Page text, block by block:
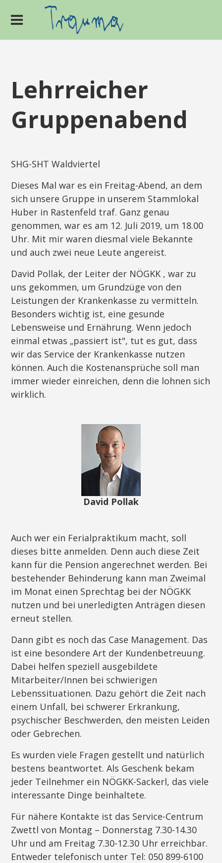
Lehrreicher
Gruppenabend
SHG-SHT Waldviertel
Dieses Mal war es ein Freitag-Abend, an dem
sich unsere Gruppe in unserem Stammlokal
Huber in Rastenfeld traf. Ganz genau
genommen, war es am 12. Juli 2019, um 18.00
Uhr. Mit mir waren diesmal viele Bekannte
und auch zwei neue Leute angereist.
David Pollak, der Leiter der NÖGKK , war zu
uns gekommen, um Grundzüge von den
Leistungen der Krankenkasse zu vermitteln.
Besonders wichtig ist, eine gesunde
Lebensweise und Ernährung. Wenn jedoch
einmal etwas „passiert ist", tut es gut, dass
wir das Service der Krankenkasse nutzen
können. Auch die Kostenansprüche soll man
immer wieder einreichen, denn die lohnen sich
wirklich.
David Pollak
Auch wer ein Ferialpraktikum macht, soll
dieses bitte anmelden. Denn auch diese Zeit
kann für die Pension angerechnet werden. Bei
bestehender Behinderung kann man Zweimal
im Monat einen Sprechtag bei der NÖGKK
nutzen und bei unerledigten Anträgen diesen
erneut stellen.
Dann gibt es noch das Case Management. Das
ist eine besondere Art der Kundenbetreuung.
Dabei helfen speziell ausgebildete
Mitarbeiter/Innen bei schwierigen
Lebenssituationen. Dazu gehört die Zeit nach
einem Unfall, bei schwerer Erkrankung,
psychischer Beschwerden, den meisten Leiden
oder Gebrechen.
Es wurden viele Fragen gestellt und natürlich
bestens beantwortet. Als Geschenk bekam
jeder Teilnehmer ein NÖGKK-Sackerl, das viele
interessante Dinge beinhaltete.
Für nähere Kontakte ist das Service-Centrum
Zwettl von Montag – Donnerstag 7.30-14.30
Uhr und am Freitag 7.30-12.30 Uhr erreichbar.
Entweder telefonisch unter Tel: 050 899-6100